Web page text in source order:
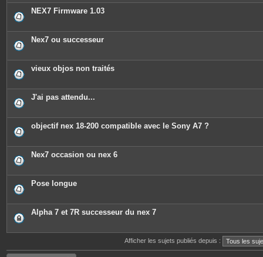
NEX7 Firmware 1.03
Nex7 ou successeur
vieux objos non traités
J'ai pas attendu...
objectif nex 18-200 compatible avec le Sony A7 ?
Nex7 occasion ou nex 6
Pose longue
Alpha 7 et 7R successeur du nex 7
Afficher les sujets publiés depuis :